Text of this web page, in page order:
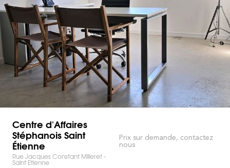
Centre d'Affaires
Stéphanois Saint
Étienne
Rue Jacques Constant Milleret -
Saint Etienne
Prix sur demande, contactez
nous